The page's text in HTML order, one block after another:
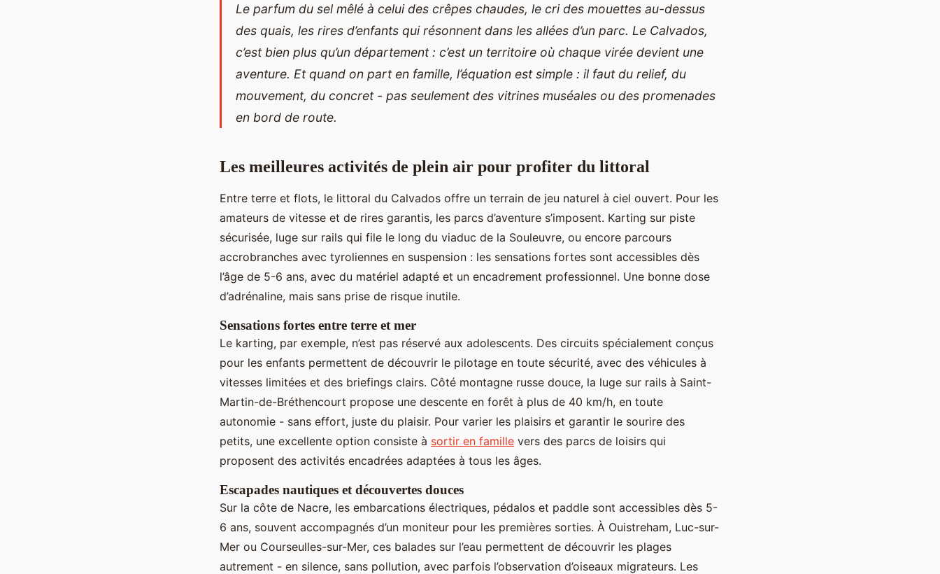
Le parfum du sel mêlé à celui des crêpes chaudes, le cri des mouettes au-dessus
des quais, les rires d’enfants qui résonnent dans les allées d’un parc. Le Calvados,
c’est bien plus qu’un département : c’est un territoire où chaque virée devient une
aventure. Et quand on part en famille, l’équation est simple : il faut du relief, du
mouvement, du concret - pas seulement des vitrines muséales ou des promenades
en bord de route.
Les meilleures activités de plein air pour profiter du littoral
Entre terre et flots, le littoral du Calvados offre un terrain de jeu naturel à ciel ouvert. Pour les
amateurs de vitesse et de rires garantis, les parcs d’aventure s’imposent. Karting sur piste
sécurisée, luge sur rails qui file le long du viaduc de la Souleuvre, ou encore parcours
accrobranches avec tyroliennes en suspension : les sensations fortes sont accessibles dès
l’âge de 5-6 ans, avec du matériel adapté et un encadrement professionnel. Une bonne dose
d’adrénaline, mais sans prise de risque inutile.
Sensations fortes entre terre et mer
Le karting, par exemple, n’est pas réservé aux adolescents. Des circuits spécialement conçus
pour les enfants permettent de découvrir le pilotage en toute sécurité, avec des véhicules à
vitesses limitées et des briefings clairs. Côté montagne russe douce, la luge sur rails à Saint-
Martin-de-Bréthencourt propose une descente en forêt à plus de 40 km/h, en toute
autonomie - sans effort, juste du plaisir. Pour varier les plaisirs et garantir le sourire des
petits, une excellente option consiste à sortir en famille vers des parcs de loisirs qui
proposent des activités encadrées adaptées à tous les âges.
Escapades nautiques et découvertes douces
Sur la côte de Nacre, les embarcations électriques, pédalos et paddle sont accessibles dès 5-
6 ans, souvent accompagnés d’un moniteur pour les premières sorties. À Ouistreham, Luc-sur-
Mer ou Courseulles-sur-Mer, ces balades sur l’eau permettent de découvrir les plages
autrement - en silence, sans pollution, avec parfois l’observation d’oiseaux migrateurs. Les